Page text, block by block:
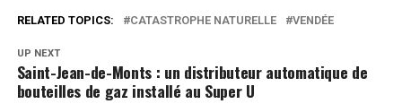
RELATED TOPICS: CATASTROPHE NATURELLE VENDÉE
UP NEXT
Saint-Jean-de-Monts : un distributeur automatique de
bouteilles de gaz installé au Super U